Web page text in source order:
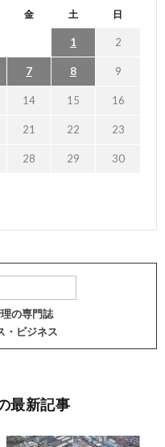
金 土 日
1 2
7 8 9
14 15 16
21 22 23
28 29 30
の専門誌
・ビジネス
最新記事